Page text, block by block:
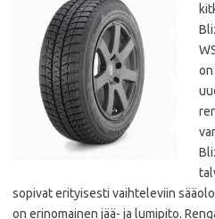
sopivat erityisesti vaihteleviin
on erinomainen jää- ja lumipito.